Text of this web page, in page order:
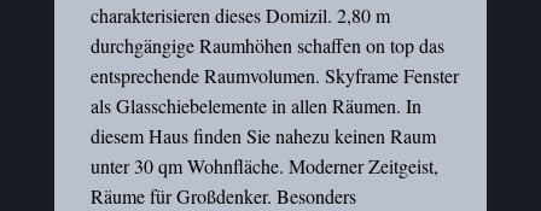
charakterisieren dieses Domizil. 2,80 m
durchgängige Raumhöhen schaffen on top das
entsprechende Raumvolumen. Skyframe Fenster
als Glasschiebelemente in allen Räumen. In
diesem Haus finden Sie nahezu keinen Raum
unter 30 qm Wohnfläche. Moderner Zeitgeist,
Räume für Großdenker. Besonders